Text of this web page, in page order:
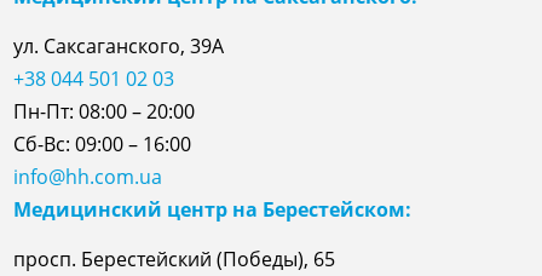
ул. Саксаганского, 39А
+38 044 501 02 03
Пн-Пт: 08:00 – 20:00
Сб-Вс: 09:00 – 16:00
info@hh.com.ua
Медицинский центр на Берестейском:
просп. Берестейский (Победы), 65